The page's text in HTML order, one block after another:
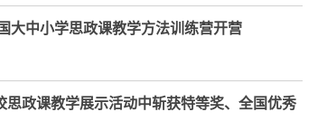
大中小学思政课教学方法训练营开营
思政课教学展示活动中斩获特等奖、全国优秀